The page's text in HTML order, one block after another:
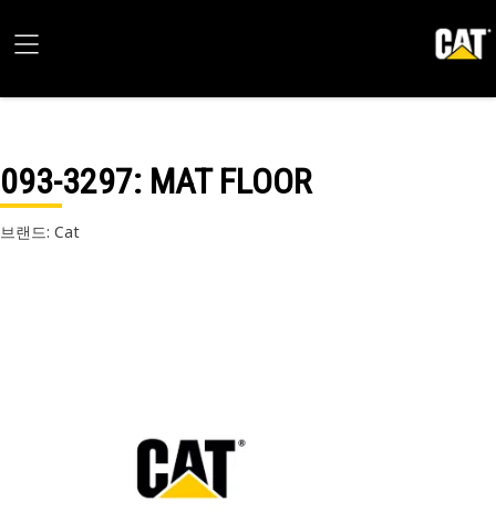
093-3297: MAT FLOOR
브랜드: Cat